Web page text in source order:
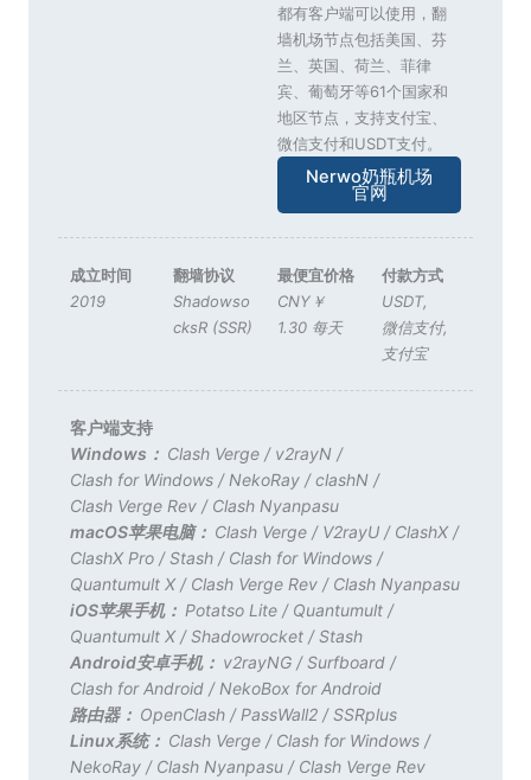
都有客户端可以使用，翻
墙机场节点包括美国、芬
兰、英国、荷兰、菲律
宾、葡萄牙等61个国家和
地区节点，支持支付宝、
微信支付和USDT支付。
Nerwo奶瓶机场
官网
成立时间
2019
翻墙协议
Shadowso
cksR (SSR)
最便宜价格
CNY￥
1.30 每天
付款方式
USDT,
微信支付,
支付宝
客户端支持
Windows： Clash Verge/ v2rayN/
Clash for Windows/ NekoRay/clashN/
Clash Verge Rev/ Clash Nyanpasu
macOS苹果电脑： Clash Verge/ V2rayU/ ClashX/
ClashX Pro/Stash/ Clash for Windows/
Quantumult X/ Clash Verge Rev/ Clash Nyanpasu
iOS苹果手机： Potatso Lite/ Quantumult/
Quantumult X/Shadowrocket/Stash
Android安卓手机： v2rayNG/Surfboard/
Clash for Android/ NekoBox for Android
路由器： OpenClash/ PassWall2/SSRplus
Linux系统： Clash Verge/ Clash for Windows/
NekoRay/ Clash Nyanpasu/ Clash Verge Rev